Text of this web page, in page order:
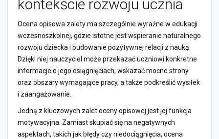
kontekście rozwoju ucznia
Ocena opisowa zalety ma szczególnie wyraźne w edukacji
wczesnoszkolnej, gdzie istotne jest wspieranie naturalnego
rozwoju dziecka i budowanie pozytywnej relacji z nauką.
Dzięki niej nauczyciel może przekazać uczniowi konkretne
informacje o jego osiągnięciach, wskazać mocne strony
oraz obszary wymagające pracy, a także podkreślić wysiłek
i zaangażowanie.
Jedną z kluczowych zalet oceny opisowej jest jej funkcja
motywacyjna. Zamiast skupiać się na negatywnych
aspektach, takich jak błędy czy niedociągnięcia, ocena